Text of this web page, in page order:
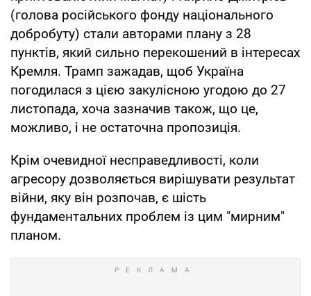
(голова російського фонду національного
добробуту) стали авторами плану з 28
пунктів, який сильно перекошений в інтересах
Кремля. Трамп зажадав, щоб Україна
погодилася з цією закулісною угодою до 27
листопада, хоча зазначив також, що це,
можливо, і не остаточна пропозиція.
Крім очевидної несправедливості, коли
агресору дозволяється вирішувати результат
війни, яку він розпочав, є шість
фундаментальних проблем із цим "мирним"
планом.